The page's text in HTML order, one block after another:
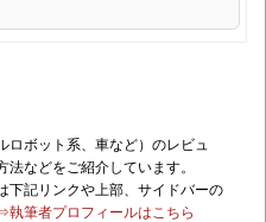
ロボット系、車など）のレビュ
などをご紹介しています。
下記リンクや上部、サイドバーの
執筆者プロフィールはこちら